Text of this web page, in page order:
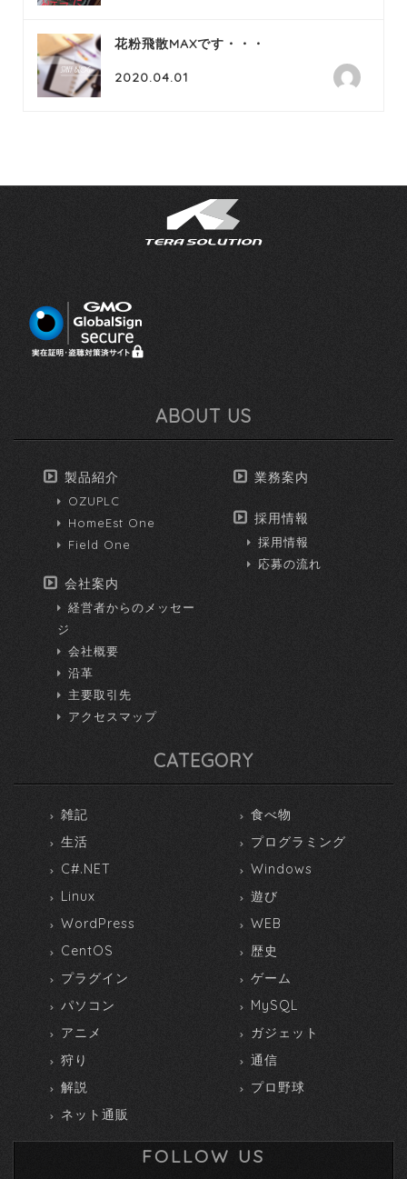
花粉飛散MAXです・・・
2020.04.01
ABOUT US
製品紹介
OZUPLC
HomeEst One
Field One
会社案内
経営者からのメッセー
ジ
会社概要
沿革
主要取引先
アクセスマップ
業務案内
採用情報
採用情報
応募の流れ
CATEGORY
雑記
食べ物
生活
プログラミング
C#.NET
Windows
Linux
遊び
WordPress
WEB
CentOS
歴史
プラグイン
ゲーム
パソコン
MySQL
アニメ
ガジェット
狩り
通信
解説
プロ野球
ネット通販
FOLLOW US